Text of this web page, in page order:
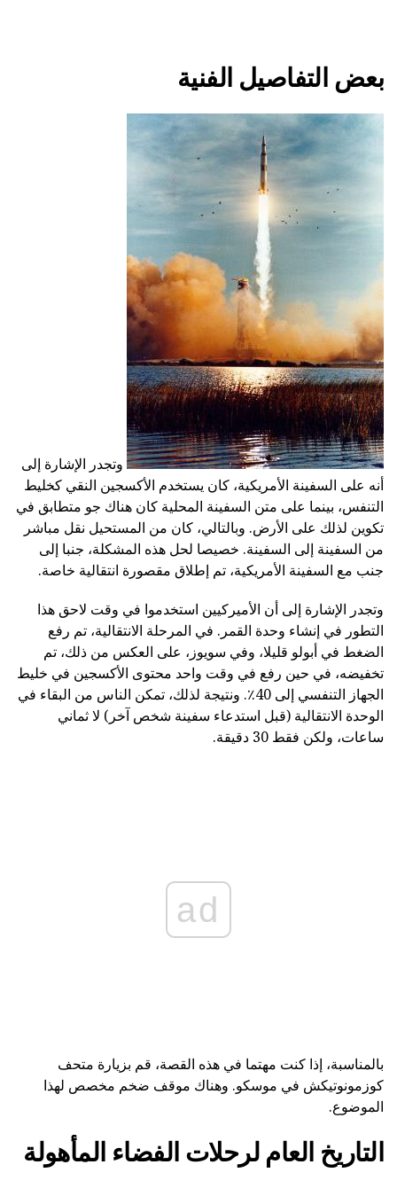
بعض التفاصيل الفنية
وتجدر الإشارة إلى
أنه على السفينة الأمريكية، كان يستخدم الأكسجين النقي كخليط
التنفس، بينما على متن السفينة المحلية كان هناك جو متطابق في
تكوين لذلك على الأرض. وبالتالي، كان من المستحيل نقل مباشر
من السفينة إلى السفينة. خصيصا لحل هذه المشكلة، جنبا إلى
جنب مع السفينة الأمريكية، تم إطلاق مقصورة انتقالية خاصة.
وتجدر الإشارة إلى أن الأميركيين استخدموا في وقت لاحق هذا
التطور في إنشاء وحدة القمر. في المرحلة الانتقالية، تم رفع
الضغط في أبولو قليلا، وفي سويوز، على العكس من ذلك، تم
تخفيضه، في حين رفع في وقت واحد محتوى الأكسجين في خليط
الجهاز التنفسي إلى 40٪. ونتيجة لذلك، تمكن الناس من البقاء في
الوحدة الانتقالية (قبل استدعاء سفينة شخص آخر) لا ثماني
ساعات، ولكن فقط 30 دقيقة.
ad
بالمناسبة، إذا كنت مهتما في هذه القصة، قم بزيارة متحف
كوزمونوتيكش في موسكو. وهناك موقف ضخم مخصص لهذا
الموضوع.
التاريخ العام لرحلات الفضاء المأهولة